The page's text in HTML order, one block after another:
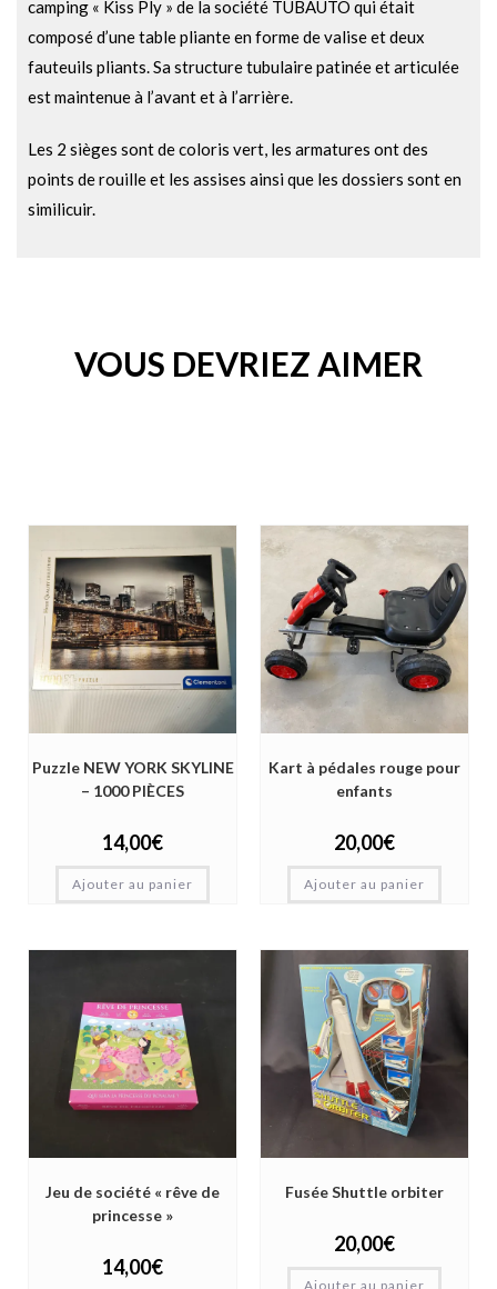
camping « Kiss Ply » de la société TUBAUTO qui était
composé d’une table pliante en forme de valise et deux
fauteuils pliants. Sa structure tubulaire patinée et articulée
est maintenue à l’avant et à l’arrière.
Les 2 sièges sont de coloris vert, les armatures ont des
points de rouille et les assises ainsi que les dossiers sont en
similicuir.
VOUS DEVRIEZ AIMER
Puzzle NEW YORK SKYLINE
– 1000 PIÈCES
14,00€
Ajouter au panier
Kart à pédales rouge pour
enfants
20,00€
Ajouter au panier
Jeu de société « rêve de
princesse »
14,00€
Fusée Shuttle orbiter
20,00€
Ajouter au panier